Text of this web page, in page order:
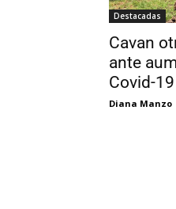
Destacadas
Cavan
ante
Covid-19
Diana Manzo